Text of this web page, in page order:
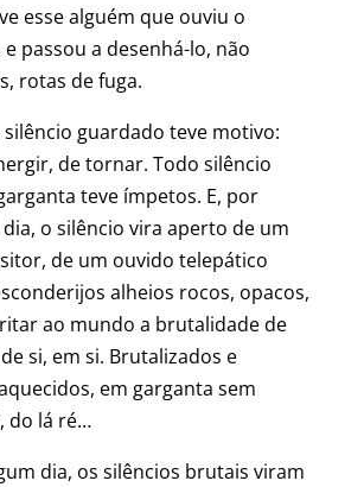
esse alguém que ouviu o
e passou a desenhá-lo, não
rotas de fuga.
guardado teve motivo:
de tornar. Todo silêncio
teve ímpetos. E, por
o silêncio vira aperto de um
de um ouvido telepático
alheios rocos, opacos,
ao mundo a brutalidade de
si, em si. Brutalizados e
em garganta sem
do lá ré…
dia, os silêncios brutais viram